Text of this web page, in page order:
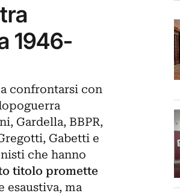
1946-
confrontarsi con
, Gardella, BBPR,
Gabetti e
che hanno
titolo promette
esaustiva, ma